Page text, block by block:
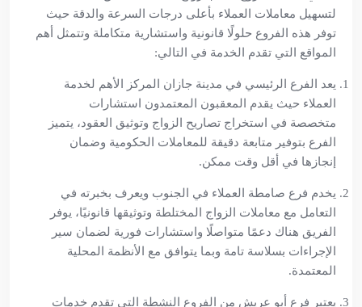
لتسهيل معاملات العملاء بأعلى درجات السرعة والدقة حيث
توفر هذه الفروع حلولًا قانونية واستشارية متكاملة وتتمثل أهم
المواقع التي تقدم الخدمة في التالي:
يعد الفرع الرئيسي في مدينة جازان المركز الأهم لخدمة
العملاء حيث يقدم المعقبون المعتمدون استشارات
متخصصة في استخراج تصاريح الزواج وتوثيق العقود، يتميز
الفرع بتوفير متابعة دقيقة للمعاملات الحكومية وضمان
إنجازها في أقل وقت ممكن.
يخدم فرع صامطة العملاء في الجنوب ويعرف بخبرته في
التعامل مع معاملات الزواج المختلطة وتوثيقها قانونيًا، يوفر
الفريق هناك دعمًا متواصلًا واستشارات فورية لضمان سير
الإجراءات بسلاسة تامة وبما يتوافق مع الأنظمة المحلية
المعتمدة.
يعتبر فرع أبو عريش من الفروع النشطة التي تقدم خدمات